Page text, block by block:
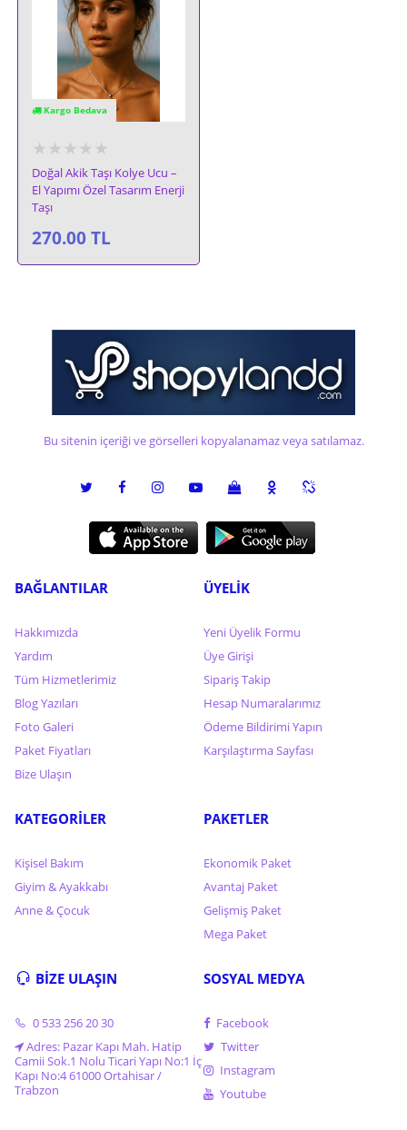
Kargo Bedava
★★★★★
Doğal Akik Taşı Kolye Ucu –
El Yapımı Özel Tasarım Enerji
Taşı
270.00 TL
Bu sitenin içeriği ve görselleri kopyalanamaz veya satılamaz.
BAĞLANTILAR
Hakkımızda
Yardım
Tüm Hizmetlerimiz
Blog Yazıları
Foto Galeri
Paket Fiyatları
Bize Ulaşın
ÜYELİK
Yeni Üyelik Formu
Üye Girişi
Sipariş Takip
Hesap Numaralarımız
Ödeme Bildirimi Yapın
Karşılaştırma Sayfası
KATEGORİLER
Kişisel Bakım
Giyim & Ayakkabı
Anne & Çocuk
PAKETLER
Ekonomik Paket
Avantaj Paket
Gelişmiş Paket
Mega Paket
BİZE ULAŞIN
0 533 256 20 30
Adres: Pazar Kapı Mah. Hatip
Camii Sok.1 Nolu Ticari Yapı No:1 İç
Kapı No:4 61000 Ortahisar /
Trabzon
SOSYAL MEDYA
Facebook
Twitter
Instagram
Youtube